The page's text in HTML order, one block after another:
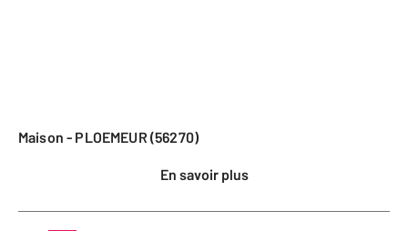
Maison - PLOEMEUR (56270)
En savoir plus